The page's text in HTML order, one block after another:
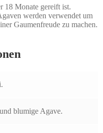
18 Monate gereift ist.
werden verwendet um
Gaumenfreude zu machen.
blumige Agave.